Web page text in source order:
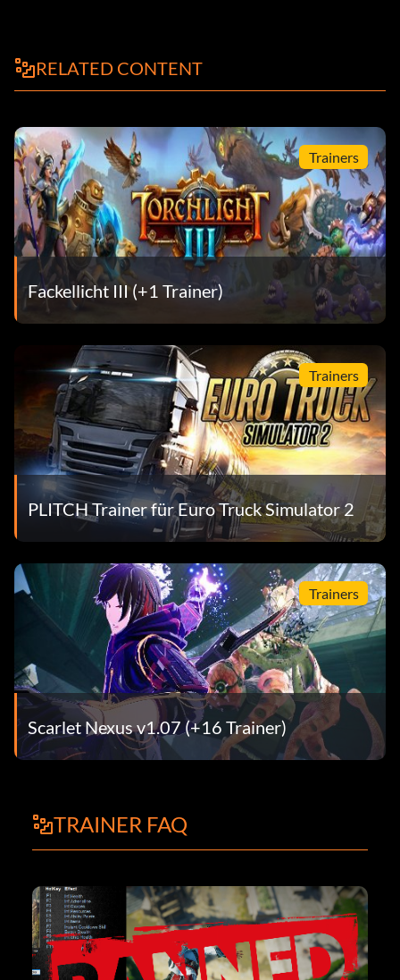
RELATED CONTENT
Trainers
Fackellicht III (+1 Trainer)
Trainers
PLITCH Trainer für Euro Truck Simulator 2
Trainers
Scarlet Nexus v1.07 (+16 Trainer)
TRAINER FAQ